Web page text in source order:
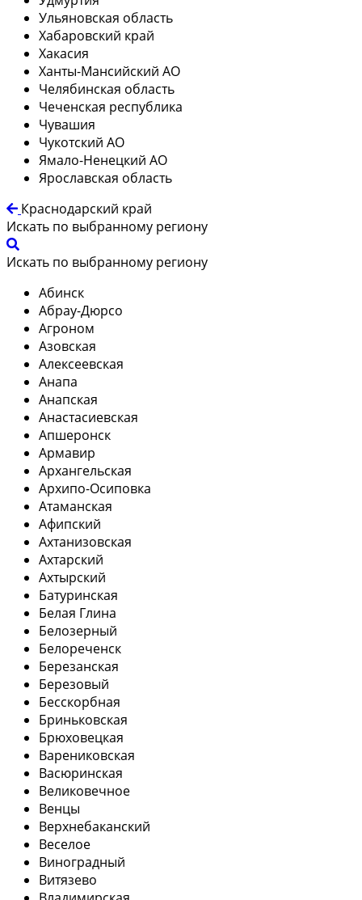
Ульяновская область
Хабаровский край
Хакасия
Ханты-Мансийский АО
Челябинская область
Чеченская республика
Чувашия
Чукотский АО
Ямало-Ненецкий АО
Ярославская область
Краснодарский край
Искать по выбранному региону
Искать по выбранному региону
Абинск
Абрау-Дюрсо
Агроном
Азовская
Алексеевская
Анапа
Анапская
Анастасиевская
Апшеронск
Армавир
Архангельская
Архипо-Осиповка
Атаманская
Афипский
Ахтанизовская
Ахтарский
Ахтырский
Батуринская
Белая Глина
Белозерный
Белореченск
Березанская
Березовый
Бесскорбная
Бриньковская
Брюховецкая
Варениковская
Васюринская
Великовечное
Венцы
Верхнебаканский
Веселое
Виноградный
Витязево